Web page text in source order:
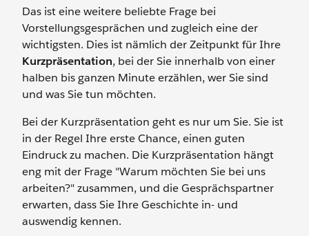
Das ist eine weitere beliebte Frage bei
Vorstellungsgesprächen und zugleich eine der
wichtigsten. Dies ist nämlich der Zeitpunkt für Ihre
Kurzpräsentation, bei der Sie innerhalb von einer
halben bis ganzen Minute erzählen, wer Sie sind
und was Sie tun möchten.
Bei der Kurzpräsentation geht es nur um Sie. Sie ist
in der Regel Ihre erste Chance, einen guten
Eindruck zu machen. Die Kurzpräsentation hängt
eng mit der Frage "Warum möchten Sie bei uns
arbeiten?" zusammen, und die Gesprächspartner
erwarten, dass Sie Ihre Geschichte in- und
auswendig kennen.